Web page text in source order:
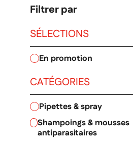
CATÉGORIES
Filtrer par
SÉLECTIONS
en promotion
CATÉGORIES
pipettes & spray
shampoings & mousses
antiparasitaires